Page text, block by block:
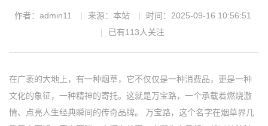
作者：admin11 来源：本站
时间：2025-09-16 10:56:51
已有113人关注
在广袤的大地上，有一种烟草，它不仅仅是一种消费品，更是一种
文化的象征，一种精神的寄托。这就是万宝路，一个承载着燃烧激
情、点亮人生经典瞬间的传奇品牌。 万宝路，这个名字在烟草界几